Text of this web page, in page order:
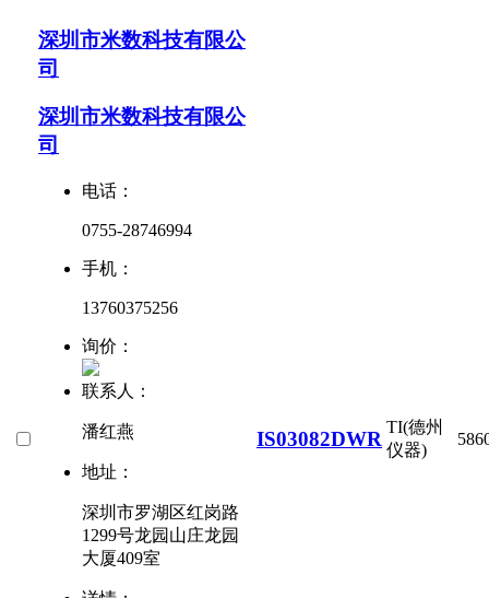
深圳市米数科技有限公
司
深圳市米数科技有限公
司
电话：
0755-28746994
手机：
13760375256
询价：
联系人：
潘红燕
地址：
深圳市罗湖区红岗路
1299号龙园山庄龙园
大厦409室
IS03082DWR
TI(德州
仪器)